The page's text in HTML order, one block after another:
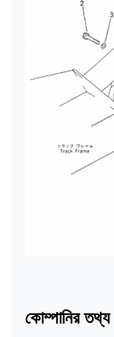
কোম্পানির তথ্য